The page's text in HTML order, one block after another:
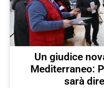
Un giudice
Mediterraneo:
sarà